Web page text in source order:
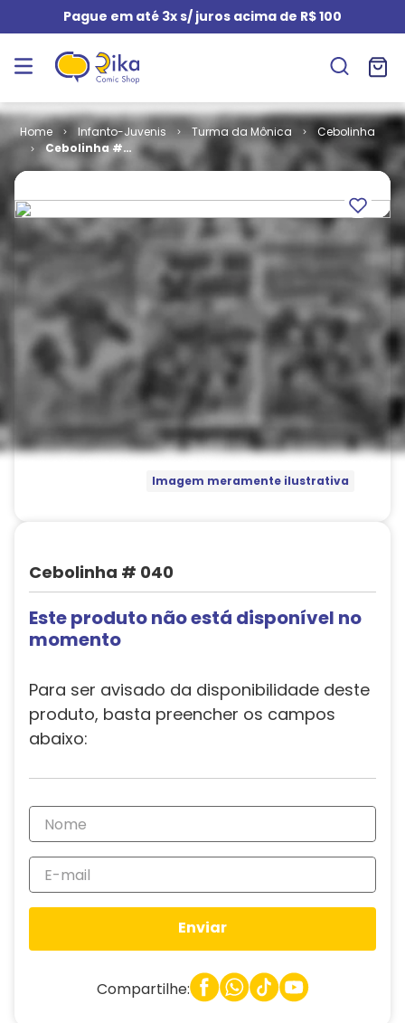
Pague em até 3x s/ juros acima de R$ 100
Infanto-Juvenis Turma da Mônica
Cebolinha
Cebolinha #
040
Imagem meramente ilustrativa
Cebolinha # 040
Este produto não está disponível no
momento
Para ser avisado da disponibilidade deste
produto, basta preencher os campos
abaixo:
Enviar
Compartilhe: